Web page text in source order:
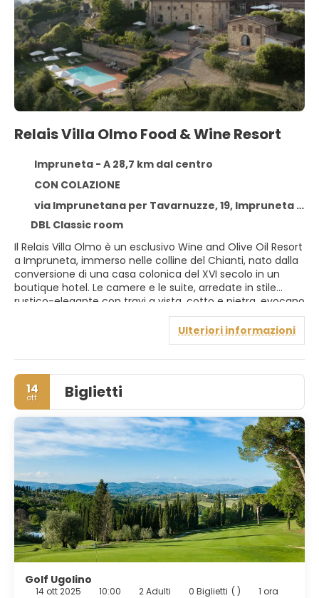
Relais Villa Olmo Food & Wine Resort
Impruneta - A 28,7 km dal centro
CON COLAZIONE
via Imprunetana per Tavarnuzze, 19, Impruneta 50023
DBL Classic room
Il Relais Villa Olmo è un esclusivo Wine and Olive Oil Resort
a Impruneta, immerso nelle colline del Chianti, nato dalla
conversione di una casa colonica del XVI secolo in un
boutique hotel. Le camere e le suite, arredate in stile
rustico-elegante con travi a vista, cotto e pietra, evocano
le tonalità degli ulivi e dei vigneti. Il Relais offre una serie di
servizi di lusso, tra cui una piscina panoramica e il
ristorante Diadema, dove la cucina toscana viene
rivisitata in chiave moderna. Degustazioni
Cantina Diadema, completano un'esperienza autentica e
sensoriale.
Ulteriori informazioni
14
ott Biglietti
Golf Ugolino
14 ott 2025 10:00 2 Adulti 0 Biglietti ( )
1 ora